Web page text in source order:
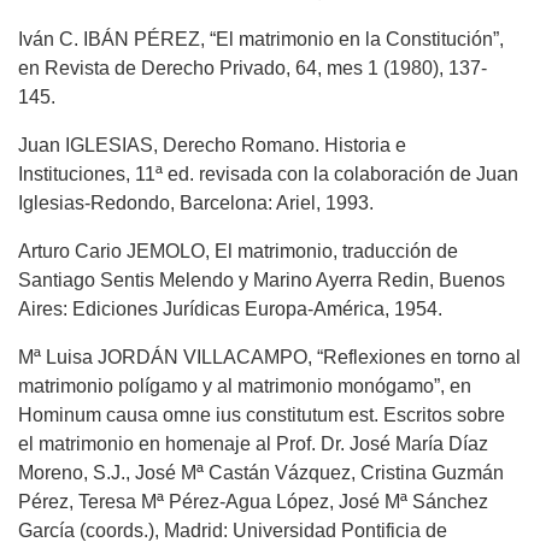
Iván C. IBÁN PÉREZ, “El matrimonio en la Constitución”,
en Revista de Derecho Privado, 64, mes 1 (1980), 137-
145.
Juan IGLESIAS, Derecho Romano. Historia e
Instituciones, 11ª ed. revisada con la colaboración de Juan
Iglesias-Redondo, Barcelona: Ariel, 1993.
Arturo Cario JEMOLO, El matrimonio, traducción de
Santiago Sentis Melendo y Marino Ayerra Redin, Buenos
Aires: Ediciones Jurídicas Europa-América, 1954.
Mª Luisa JORDÁN VILLACAMPO, “Reflexiones en torno al
matrimonio polígamo y al matrimonio monógamo”, en
Hominum causa omne ius constitutum est. Escritos sobre
el matrimonio en homenaje al Prof. Dr. José María Díaz
Moreno, S.J., José Mª Castán Vázquez, Cristina Guzmán
Pérez, Teresa Mª Pérez-Agua López, José Mª Sánchez
García (coords.), Madrid: Universidad Pontificia de